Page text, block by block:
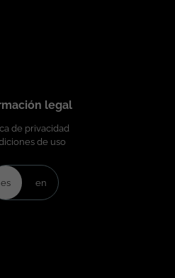
legal
de privacidad
de uso
es en